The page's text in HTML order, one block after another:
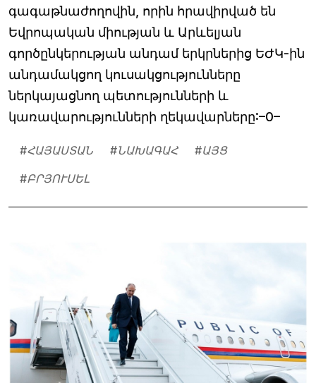
գագաթնաժողովին, որին հրավիրված են
Եվրոպական միության և Արևելյան
գործընկերության անդամ երկրներից ԵԺԿ-ին
անդամակցող կուսակցությունները
ներկայացնող պետությունների և
կառավարությունների ղեկավարները:–0–
#ՀԱՅԱՍՏԱՆ #ՆԱԽԱԳԱՀ #ԱՅՑ
#ԲՐՅՈՒՍԵԼ